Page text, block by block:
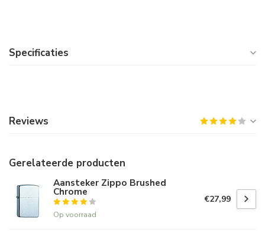
Specificaties
Reviews
Gerelateerde producten
Aansteker Zippo Brushed
Chrome
Op voorraad
€27,99